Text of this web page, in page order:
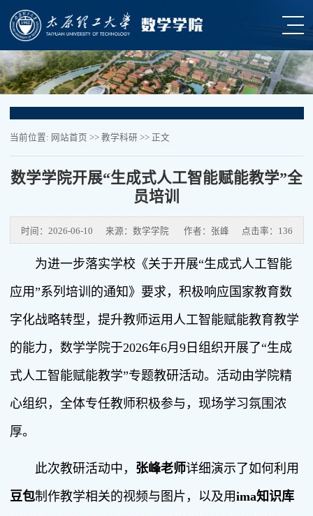
当前位置: 网站首页 >> 教学科研 >> 正文
数学学院开展“生成式人工智能赋能教学”全
员培训
时间：2026-06-10 来源：数学学院 作者：张峰 点击率： 136
为进一步落实学校《关于开展“生成式人工智能
应用”系列培训的通知》要求，积极响应国家教育数
字化战略转型，提升教师运用人工智能赋能教育教学
的能力，数学学院于2026年6月9日组织开展了“生成
式人工智能赋能教学”专题教研活动。活动由学院精
心组织，全体专任教师积极参与，现场学习氛围浓
厚。
此次教研活动中， 张峰老师详细演示了如何利用
豆包制作教学相关的视频与图片，以及用ima知识库